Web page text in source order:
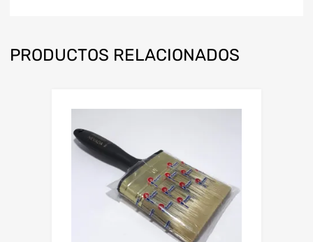
PRODUCTOS RELACIONADOS